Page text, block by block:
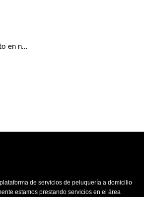
Diadema ancha de punto en negro
de servicios de peluquería a domicilio
estamos prestando servicios en el área